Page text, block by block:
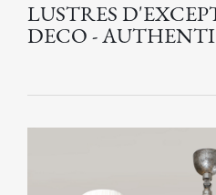
LUSTRES
DECO -